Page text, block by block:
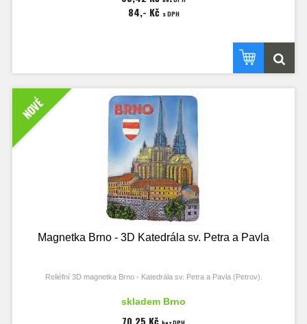
84,- Kč s DPH
NOVÉ
Magnetka Brno - 3D Katedrála sv. Petra a Pavla
Reliéfní 3D magnetka Brno - Katedrála sv. Petra a Pavla (Petrov).
skladem Brno
70,25 Kč